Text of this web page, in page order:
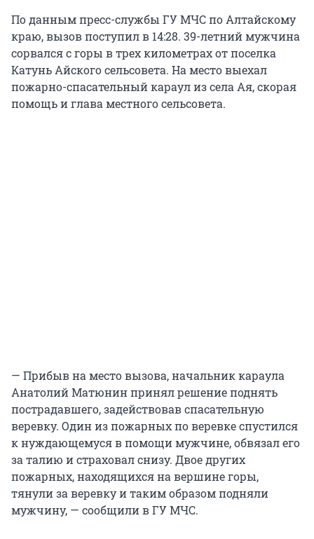
По данным пресс-службы ГУ МЧС по Алтайскому
краю, вызов поступил в 14:28. 39-летний мужчина
сорвался с горы в трех километрах от поселка
Катунь Айского сельсовета. На место выехал
пожарно-спасательный караул из села Ая, скорая
помощь и глава местного сельсовета.
— Прибыв на место вызова, начальник караула
Анатолий Матюнин принял решение поднять
пострадавшего, задействовав спасательную
веревку. Один из пожарных по веревке спустился
к нуждающемуся в помощи мужчине, обвязал его
за талию и страховал снизу. Двое других
пожарных, находящихся на вершине горы,
тянули за веревку и таким образом подняли
мужчину, — сообщили в ГУ МЧС.